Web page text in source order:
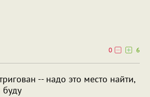
0
6
-- надо это место найти,
буду